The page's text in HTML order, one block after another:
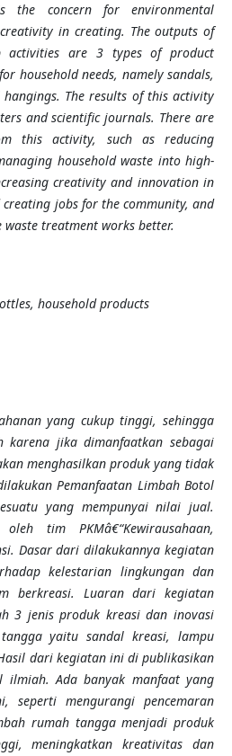
concern for environmental
in creating. The outputs of
activities are 3 types of product
household needs, namely sandals,
The results of this activity
and scientific journals. There are
this activity, such as reducing
household waste into high-
creativity and innovation in
jobs for the community, and
treatment works better.
household products
yang cukup tinggi, sehingga
karena jika dimanfaatkan sebagai
menghasilkan produk yang tidak
Pemanfaatan Limbah Botol
yang mempunyai nilai jual.
tim PKMâ€“Kewirausahaan,
Dasar dari dilakukannya kegiatan
kelestarian lingkungan dan
berkreasi. Luaran dari kegiatan
3 jenis produk kreasi dan inovasi
yaitu sandal kreasi, lampu
dari kegiatan ini di publikasikan
ilmiah. Ada banyak manfaat yang
mengurangi pencemaran
rumah tangga menjadi produk
meningkatkan kreativitas dan